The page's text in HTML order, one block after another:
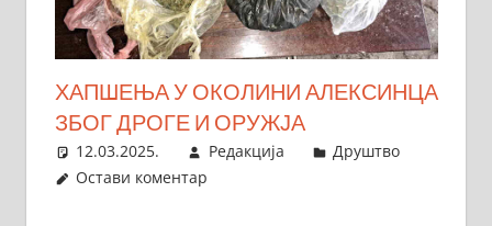
ХАПШЕЊА У ОКОЛИНИ АЛЕКСИНЦА
ЗБОГ ДРОГЕ И ОРУЖЈА
12.03.2025. Редакција
Друштво
Остави коментар